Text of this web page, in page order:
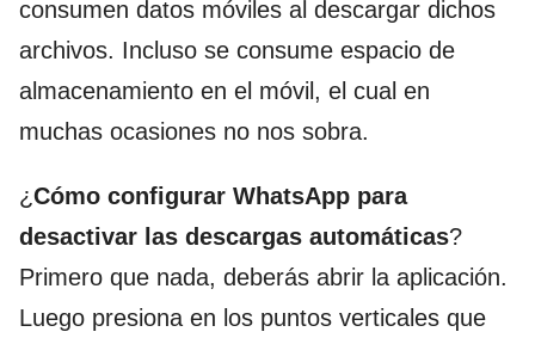
consumen datos móviles al descargar dichos
archivos. Incluso se consume espacio de
almacenamiento en el móvil, el cual en
muchas ocasiones no nos sobra.
¿Cómo configurar WhatsApp para
desactivar las descargas automáticas?
Primero que nada, deberás abrir la aplicación.
Luego presiona en los puntos verticales que